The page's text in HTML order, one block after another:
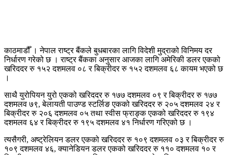
काठमाडौँ । नेपाल राष्ट्र बैंकले बुधबारका लागि विदेशी मुद्राको विनिमय दर
निर्धारण गरेको छ । राष्ट्र बैंकका अनुसार आजका लागि अमेरिकी डलर एकको
खरिददर रु १५२ दशमलव ०८ र बिक्रीदर रु १५२ दशमलव ६८ कायम भएको छ
।
साथै युरोपियन युरो एकको खरिददर रु १७७ दशमलव ०९ र बिक्रीदर रु १७७
दशमलव ७९, बेलायती पाउण्ड स्टर्लिङ एकको खरिददर रु २०५ दशमलव २४ र
बिक्रीदर रु २०६ दशमलव ०५ तथा स्वीस फ्राङ्क एकको खरिददर रु १९४
दशमलव ६४ र बिक्रीदर रु १९५ दशमलव ४१ निर्धारण गरिएको छ ।
त्यसैगरी, अष्ट्रेलियन डलर एकको खरिददर रु १०९ दशमलव ०३ र बिक्रीदर रु
१०९ दशमलव ४६, क्यानेडियन डलर एकको खरिददर रु ११० दशमलव १० र